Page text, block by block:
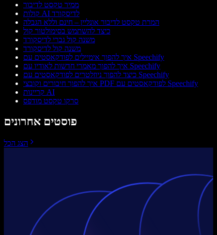
ממיר טקסט לדיבור
קולות AI לדיסקורד
המרת טקסט לדיבור אונליין – חינם וללא הגבלה
כיצד להשתמש בסימולטור קול
משנה קול גברי לדיסקורד
משנה קול לדיסקורד
איך להפוך אימיילים לפודקאסטים עם Speechify
איך להפוך מאמרי חדשות לאודיו עם Speechify
כיצד להפוך ניוזלטרים לפודקאסטים עם Speechify
איך להפוך חיבורים וקובצי PDF לפודקאסטים עם Speechify
קריינות AI
סרקו טקסט מודפס
פוסטים אחרונים
הצג הכל